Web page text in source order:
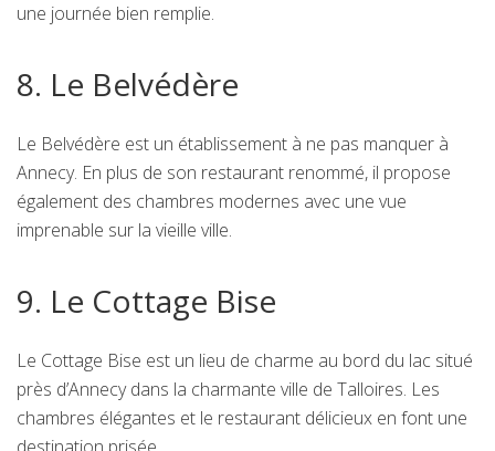
une journée bien remplie.
8. Le Belvédère
Le Belvédère est un établissement à ne pas manquer à
Annecy. En plus de son restaurant renommé, il propose
également des chambres modernes avec une vue
imprenable sur la vieille ville.
9. Le Cottage Bise
Le Cottage Bise est un lieu de charme au bord du lac situé
près d’Annecy dans la charmante ville de Talloires. Les
chambres élégantes et le restaurant délicieux en font une